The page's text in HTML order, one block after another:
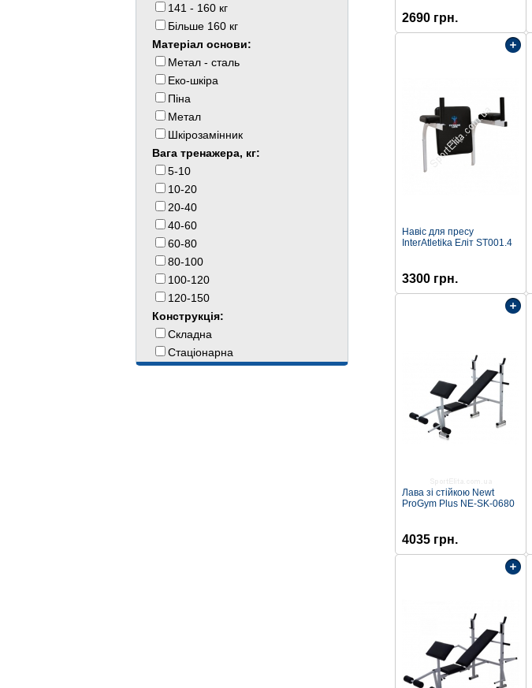
141 - 160 кг
Більше 160 кг
Матеріал основи:
Метал - сталь
Еко-шкіра
Пiна
Метал
Шкірозамінник
Вага тренажера, кг:
5-10
10-20
20-40
40-60
60-80
80-100
100-120
120-150
Конструкція:
Складна
Стаціонарна
2690 грн.
Навіс для пресу
InterАtletika Еліт SТ001.4
3300 грн.
Лава зі стійкою Newt
ProGym Plus NE-SK-0680
4035 грн.